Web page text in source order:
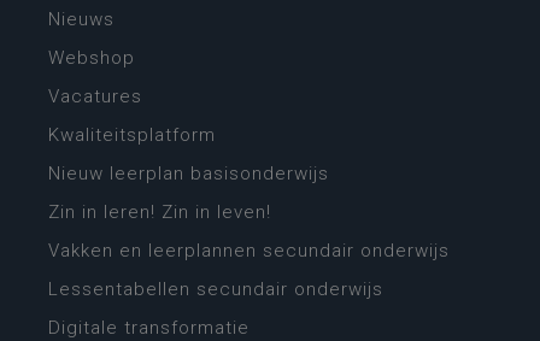
Nieuws
Webshop
Vacatures
Kwaliteitsplatform
Nieuw leerplan basisonderwijs
Zin in leren! Zin in leven!
Vakken en leerplannen secundair onderwijs
Lessentabellen secundair onderwijs
Digitale transformatie